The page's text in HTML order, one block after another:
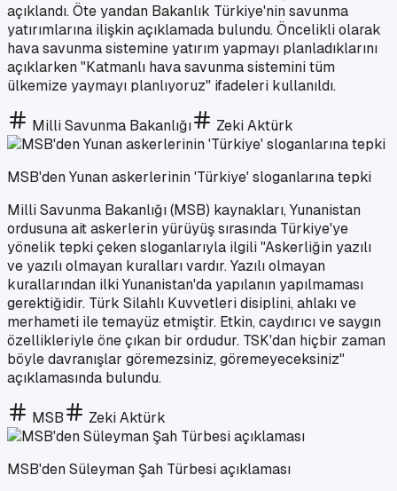
açıklandı. Öte yandan Bakanlık Türkiye'nin savunma
yatırımlarına ilişkin açıklamada bulundu. Öncelikli olarak
hava savunma sistemine yatırım yapmayı planladıklarını
açıklarken "Katmanlı hava savunma sistemini tüm
ülkemize yaymayı planlıyoruz" ifadeleri kullanıldı.
Milli Savunma Bakanlığı Zeki Aktürk
MSB'den Yunan askerlerinin 'Türkiye' sloganlarına tepki
Milli Savunma Bakanlığı (MSB) kaynakları, Yunanistan
ordusuna ait askerlerin yürüyüş sırasında Türkiye'ye
yönelik tepki çeken sloganlarıyla ilgili "Askerliğin yazılı
ve yazılı olmayan kuralları vardır. Yazılı olmayan
kurallarından ilki Yunanistan'da yapılanın yapılmaması
gerektiğidir. Türk Silahlı Kuvvetleri disiplini, ahlakı ve
merhameti ile temayüz etmiştir. Etkin, caydırıcı ve saygın
özellikleriyle öne çıkan bir ordudur. TSK'dan hiçbir zaman
böyle davranışlar göremezsiniz, göremeyeceksiniz"
açıklamasında bulundu.
MSB Zeki Aktürk
MSB'den Süleyman Şah Türbesi açıklaması